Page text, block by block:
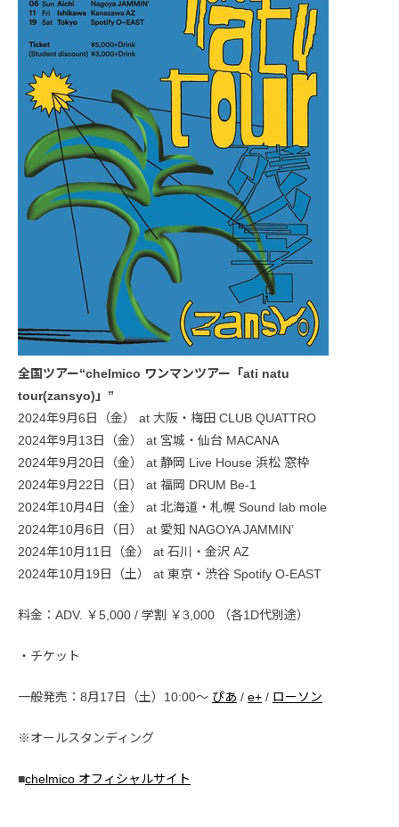
全国ツアー“chelmico ワンマンツアー「ati natu
tour(zansyo)」”
2024年9月6日（金） at 大阪・梅田 CLUB QUATTRO
2024年9月13日（金） at 宮城・仙台 MACANA
2024年9月20日（金） at 静岡 Live House 浜松 窓枠
2024年9月22日（日） at 福岡 DRUM Be-1
2024年10月4日（金） at 北海道・札幌 Sound lab mole
2024年10月6日（日） at 愛知 NAGOYA JAMMIN’
2024年10月11日（金） at 石川・金沢 AZ
2024年10月19日（土） at 東京・渋谷 Spotify O-EAST
料金：ADV. ￥5,000 / 学割 ￥3,000 （各1D代別途）
・チケット
一般発売：8月17日（土）10:00〜 ぴあ / e+ / ローソン
※オールスタンディング
■chelmico オフィシャルサイト